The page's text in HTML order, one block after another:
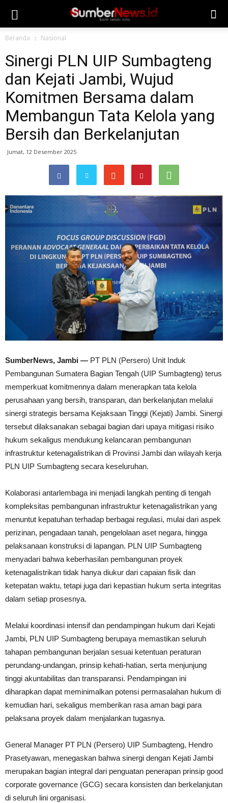
Beranda Nasional
Sinergi PLN UIP Sumbagteng
dan Kejati Jambi, Wujud
Komitmen Bersama dalam
Membangun Tata Kelola yang
Bersih dan Berkelanjutan
Jumat, 12 Desember 2025
SumberNews, Jambi — PT PLN (Persero) Unit Induk
Pembangunan Sumatera Bagian Tengah (UIP Sumbagteng) terus
memperkuat komitmennya dalam menerapkan tata kelola
perusahaan yang bersih, transparan, dan berkelanjutan melalui
sinergi strategis bersama Kejaksaan Tinggi (Kejati) Jambi. Sinergi
tersebut dilaksanakan sebagai bagian dari upaya mitigasi risiko
hukum sekaligus mendukung kelancaran pembangunan
infrastruktur ketenagalistrikan di Provinsi Jambi dan wilayah kerja
PLN UIP Sumbagteng secara keseluruhan.
Kolaborasi antarlembaga ini menjadi langkah penting di tengah
kompleksitas pembangunan infrastruktur ketenagalistrikan yang
menuntut kepatuhan terhadap berbagai regulasi, mulai dari aspek
perizinan, pengadaan tanah, pengelolaan aset negara, hingga
pelaksanaan konstruksi di lapangan. PLN UIP Sumbagteng
menyadari bahwa keberhasilan pembangunan proyek
ketenagalistrikan tidak hanya diukur dari capaian fisik dan
ketepatan waktu, tetapi juga dari kepastian hukum serta integritas
dalam setiap prosesnya.
Melalui koordinasi intensif dan pendampingan hukum dari Kejati
Jambi, PLN UIP Sumbagteng berupaya memastikan seluruh
tahapan pembangunan berjalan sesuai ketentuan peraturan
perundang-undangan, prinsip kehati-hatian, serta menjunjung
tinggi akuntabilitas dan transparansi. Pendampingan ini
diharapkan dapat meminimalkan potensi permasalahan hukum di
kemudian hari, sekaligus memberikan rasa aman bagi para
pelaksana proyek dalam menjalankan tugasnya.
General Manager PT PLN (Persero) UIP Sumbagteng, Hendro
Prasetyawan, menegaskan bahwa sinergi dengan Kejati Jambi
merupakan bagian integral dari penguatan penerapan prinsip good
corporate governance (GCG) secara konsisten dan berkelanjutan
di seluruh lini organisasi.